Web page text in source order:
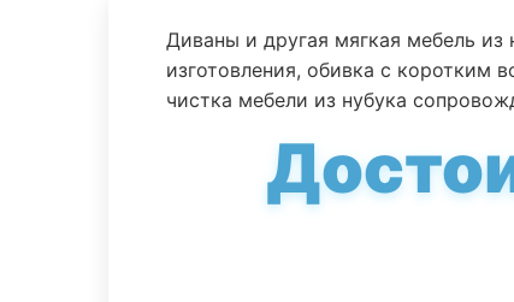
Диваны и другая мягкая мебель
изготовления, обивка с коротким
чистка мебели из нубука